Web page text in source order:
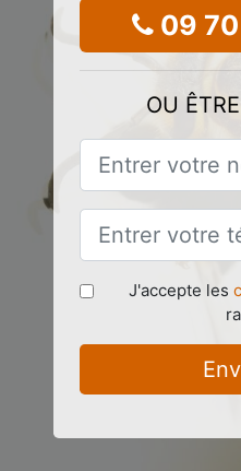
09
OU
J'accepte les